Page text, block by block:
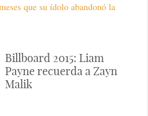
que su ídolo abandonó la
Billboard 2015: Liam
Payne recuerda a Zayn
Malik